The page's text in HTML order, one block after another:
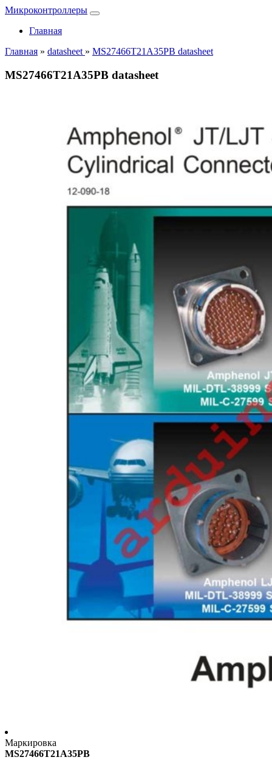
Микроконтроллеры
Главная
Главная » datasheet » MS27466T21A35PB datasheet
MS27466T21A35PB datasheet
Маркировка
MS27466T21A35PB